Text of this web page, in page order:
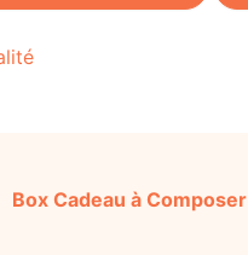
Box Cadeau à Composer